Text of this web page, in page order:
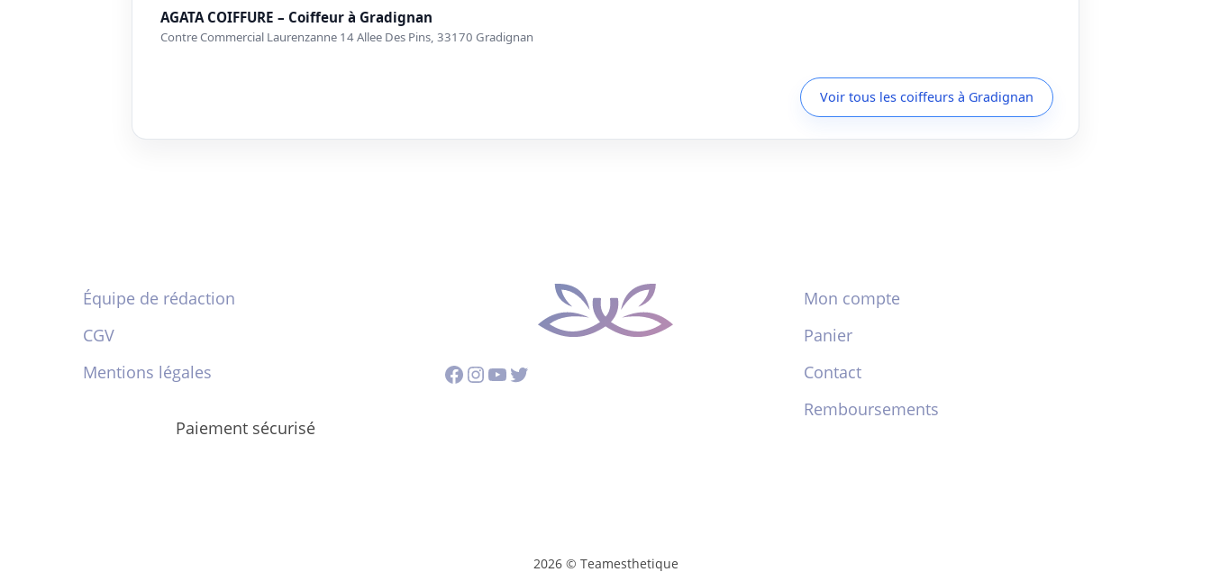
AGATA COIFFURE – Coiffeur à Gradignan
Contre Commercial Laurenzanne 14 Allee Des Pins, 33170 Gradignan
Voir tous les coiffeurs à Gradignan
Équipe de rédaction
CGV
Mentions légales
Paiement sécurisé
Facebook
Instagram
YouTube
Twitter
Mon compte
Panier
Contact
Remboursements
2026 © Teamesthetique